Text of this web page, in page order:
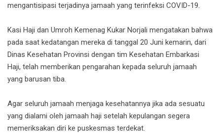
mengantisipasi terjadinya jamaah yang terinfeksi COVID-19.
Kasi Haji dan Umroh Kemenag Kukar Norjali mengatakan bahwa
pada saat kedatangan mereka di tanggal 20 Juni kemarin, dari
Dinas Kesehatan Provinsi dengan tim Kesehatan Embarkasi
Haji, telah memberikan pengarahan kepada seluruh jamaah
yang barusan tiba.
Agar seluruh jamaah menjaga kesehatannya jika ada sesuatu
yang dialami oleh jamaah haji setelah kepulangan segera
memeriksakan diri ke puskesmas terdekat.